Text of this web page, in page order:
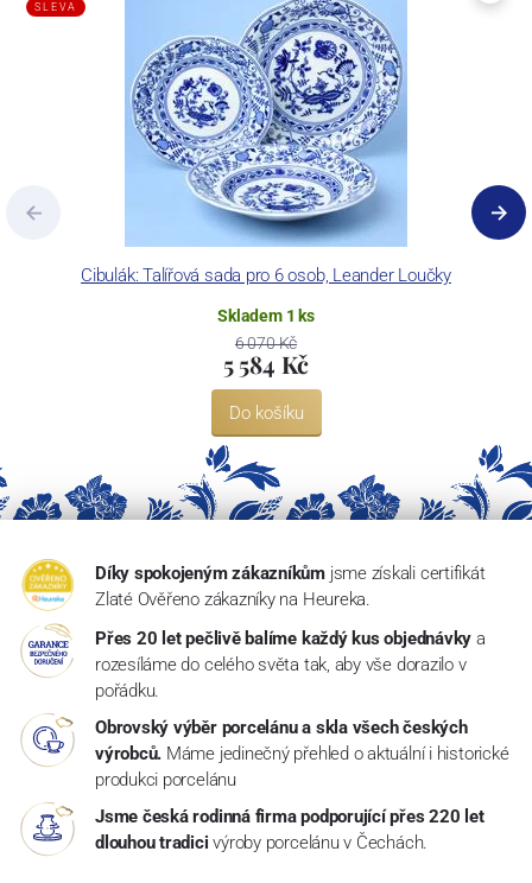
Cibulák: Talířová sada pro 6 osob, Leander Loučky
SLEVA
Skladem 1 ks
6 070 Kč
5 584 Kč
Do košíku
Díky spokojeným zákazníkům jsme získali certifikát
Zlaté Ověřeno zákazníky na Heureka.
Přes 20 let pečlivě balíme každý kus objednávky a
rozesíláme do celého světa tak, aby vše dorazilo v
pořádku.
Obrovský výběr porcelánu a skla všech českých
výrobců. Máme jedinečný přehled o aktuální i historické
produkci porcelánu
Jsme česká rodinná firma podporující přes 220 let
dlouhou tradici výroby porcelánu v Čechách.